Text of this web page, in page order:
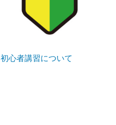
初心者講習について